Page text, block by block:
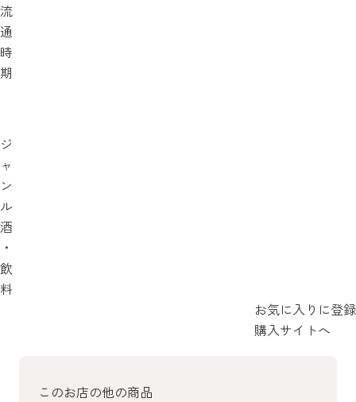
流
通
時
期
ジ
ャ
ン
ル
酒
・
飲
料
お気に入りに登録
購入サイトへ
このお店の他の商品